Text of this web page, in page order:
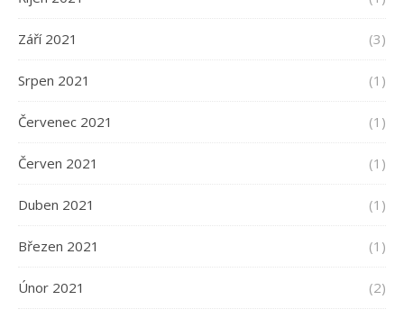
Září 2021 (3)
Srpen 2021 (1)
Červenec 2021 (1)
Červen 2021 (1)
Duben 2021 (1)
Březen 2021 (1)
Únor 2021 (2)